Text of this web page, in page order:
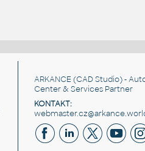
ARKANCE (CAD Studio) -
Center & Services Partner
KONTAKT:
webmaster.cz@arkance.world